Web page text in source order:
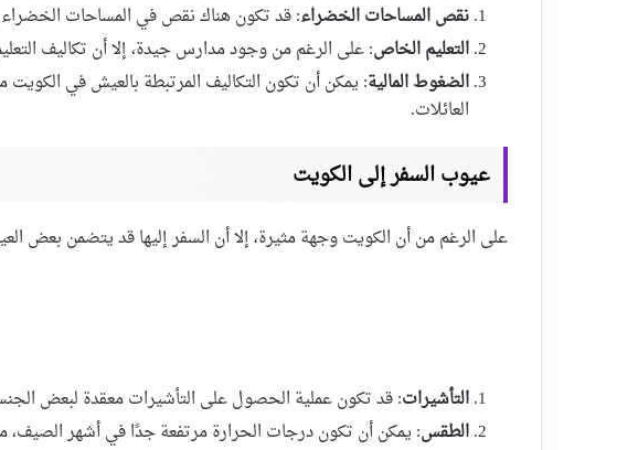
نقص المساحات الخضراء: قد تكون هناك نقص في المساحات الخضراء
التعليم الخاص: على الرغم من وجود مدارس جيدة، إلا أن تكاليف
الضغوط المالية: يمكن أن تكون التكاليف المرتبطة بالعيش في
العائلات.
عيوب السفر إلى الكويت
على الرغم من أن الكويت وجهة مثيرة، إلا أن السفر إليها قد يتضمن بعض
التأشيرات: قد تكون عملية الحصول على التأشيرات معقدة لبعض
الطقس: يمكن أن تكون درجات الحرارة مرتفعة جدًا في أشهر الصيف،